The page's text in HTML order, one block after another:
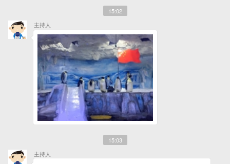
15:02
主持人
15:03
主持人